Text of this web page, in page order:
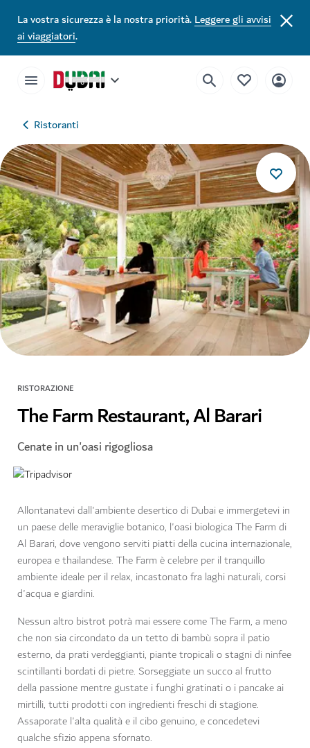
La vostra sicurezza è la nostra priorità.Leggere gli avvisi
ai viaggiatori.
Ristoranti
RISTORAZIONE
The Farm Restaurant, Al Barari
Cenate in un'oasi rigogliosa
Allontanatevi dall'ambiente desertico di Dubai e immergetevi in
un paese delle meraviglie botanico, l'oasi biologica The Farm di
Al Barari, dove vengono serviti piatti della cucina internazionale,
europea e thailandese. The Farm è celebre per il tranquillo
ambiente ideale per il relax, incastonato fra laghi naturali, corsi
d'acqua e giardini.
Nessun altro bistrot potrà mai essere come The Farm, a meno
che non sia circondato da un tetto di bambù sopra il patio
esterno, da prati verdeggianti, piante tropicali o stagni di ninfee
scintillanti bordati di pietre. Sorseggiate un succo al frutto
della passione mentre gustate i funghi gratinati o i pancake ai
mirtilli, tutti prodotti con ingredienti freschi di stagione.
Assaporate l'alta qualità e il cibo genuino, e concedetevi
qualche sfizio appena sfornato.